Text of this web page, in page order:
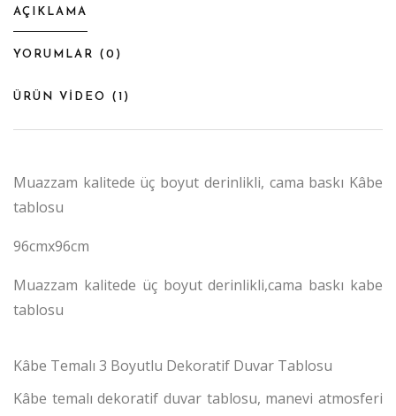
AÇIKLAMA
YORUMLAR ( 0 )
ÜRÜN VİDEO ( 1 )
Muazzam kalitede üç boyut derinlikli, cama baskı Kâbe
tablosu
96cmx96cm
Muazzam kalitede üç boyut derinlikli,cama baskı kabe
tablosu
Kâbe Temalı 3 Boyutlu Dekoratif Duvar Tablosu
Kâbe temalı dekoratif duvar tablosu, manevi atmosferi